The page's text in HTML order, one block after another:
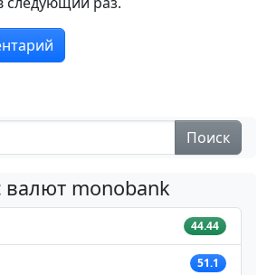
Поиск
валют monobank
44.44
51.1